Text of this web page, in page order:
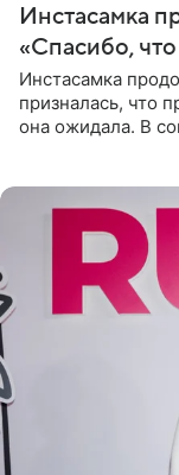
Инстасамка
«Спасибо,
Инстасамка
призналась, что
она ожидала. В